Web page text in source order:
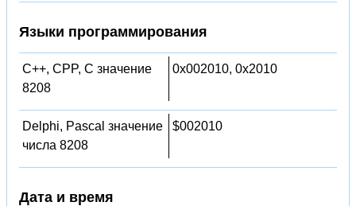
Языки программирования
C++, CPP, C значение
8208
0x002010, 0x2010
Delphi, Pascal значение
числа 8208
$002010
Дата и время